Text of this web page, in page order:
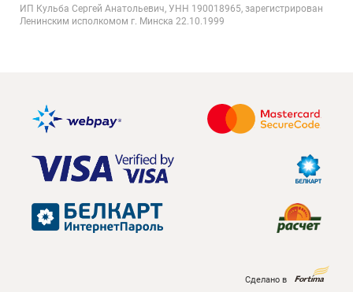
ИП Кульба Сергей Анатольевич, УНН 190018965, зарегистрирован
Ленинским исполкомом г. Минска 22.10.1999
Сделано в